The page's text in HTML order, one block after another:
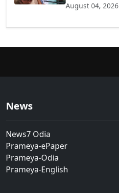
August 04, 2026
News
News7 Odia
Prameya-ePaper
Prameya-Odia
Prameya-English